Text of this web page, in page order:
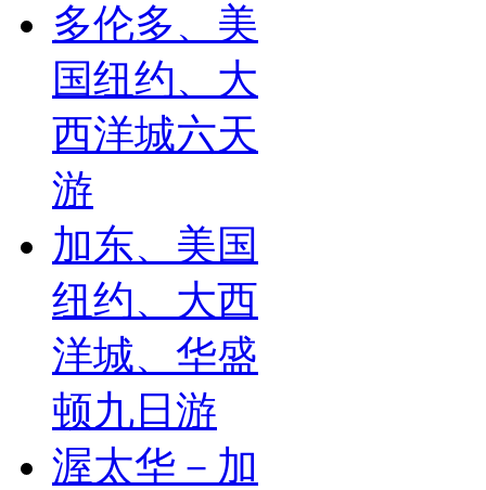
多伦多、美
国纽约、大
西洋城六天
游
加东、美国
纽约、大西
洋城、华盛
顿九日游
渥太华－加